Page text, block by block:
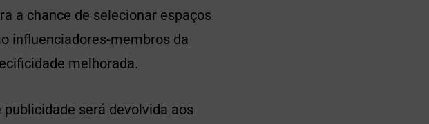
a chance de selecionar espaços
influenciadores-membros da
melhorada.
será devolvida aos